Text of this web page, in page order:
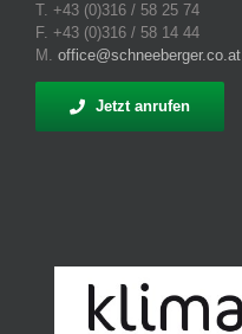
T. +43 (0)316 / 58 25 74
F. +43 (0)316 / 58 14 44
M. office@schneeberger.co.at
Jetzt anrufen